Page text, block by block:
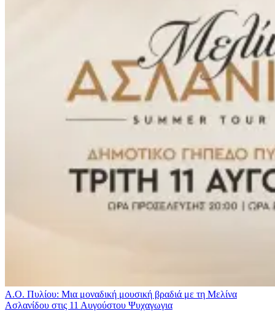
Α.Ο. Πυλίου: Μια μοναδική μουσική βραδιά με τη Μελίνα
Ασλανίδου στις 11 Αυγούστου Ψυχαγωγια